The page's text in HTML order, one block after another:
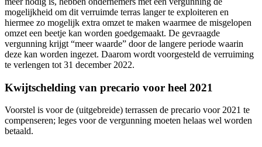
mogelijkheid om dit verruimde terras langer te exploiteren en
hiermee zo mogelijk extra omzet te maken waarmee de misgelopen
omzet een beetje kan worden goedgemaakt. De gevraagde
vergunning krijgt “meer waarde” door de langere periode waarin
deze kan worden ingezet. Daarom wordt voorgesteld de verruiming
te verlengen tot 31 december 2022.
Kwijtschelding van precario voor heel 2021
Voorstel is voor de (uitgebreide) terrassen de precario voor 2021 te
compenseren; leges voor de vergunning moeten helaas wel worden
betaald.